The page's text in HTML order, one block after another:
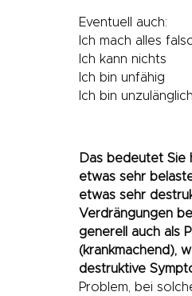
Eventuell auch:
Ich mach alles
Ich kann nichts
Ich bin unfähig
Ich bin unzulänglich
Das bedeutet Sie
etwas sehr
etwas sehr
Verdrängungen
generell auch als
(krankmachend),
destruktive
Problem, bei